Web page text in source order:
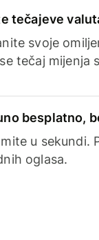
tečajeve
svoje
tečaj mijenja
besplatno,
u sekundi.
oglasa.